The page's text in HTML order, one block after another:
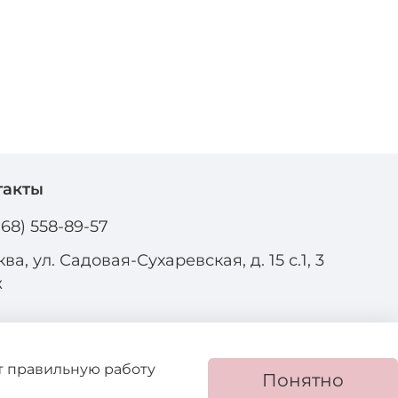
558-89-57
ул. Садовая-Сухаревская, д. 15 с.1, 3
правильную работу
Понятно